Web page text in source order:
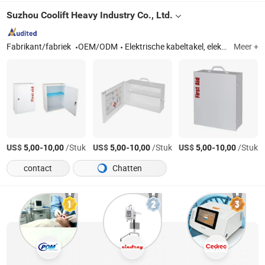
Suzhou Coolift Heavy Industry Co., Ltd.
Fabrikant/fabriek OEM/ODM Elektrische kabeltakel, elektrische takel, takel, bovenloopkraan Meer +
US$5,00-10,00/Stuk US$5,00-10,00/Stuk US$5,00-10,00/Stuk
contact
Chatten